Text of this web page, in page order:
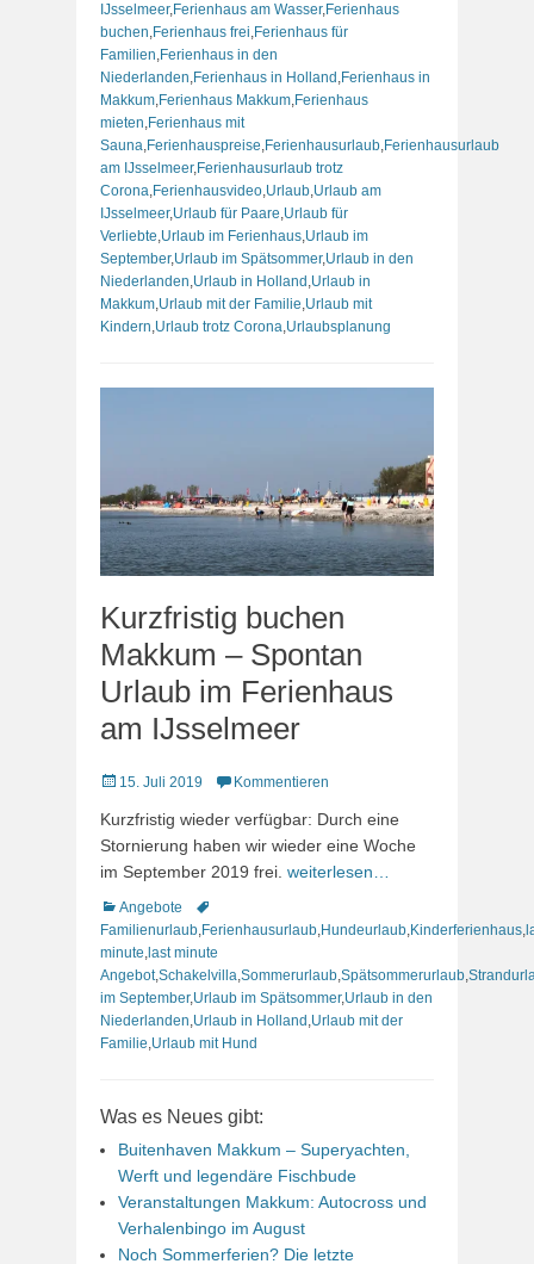
IJsselmeer,Ferienhaus am Wasser,Ferienhaus
buchen,Ferienhaus frei,Ferienhaus für
Familien,Ferienhaus in den
Niederlanden,Ferienhaus in Holland ,Ferienhaus in
Makkum,Ferienhaus Makkum,Ferienhaus
mieten,Ferienhaus mit
Sauna,Ferienhauspreise,Ferienhausurlaub,Ferienhausurlaub
am IJsselmeer,Ferienhausurlaub trotz
Corona,Ferienhausvideo,Urlaub,Urlaub am
IJsselmeer,Urlaub für Paare,Urlaub für
Verliebte,Urlaub im Ferienhaus,Urlaub im
September,Urlaub im Spätsommer,Urlaub in den
Niederlanden,Urlaub in Holland ,Urlaub in
Makkum,Urlaub mit der Familie,Urlaub mit
Kindern,Urlaub trotz Corona,Urlaubsplanung
Kurzfristig buchen
Makkum – Spontan
Urlaub im Ferienhaus
am IJsselmeer
Veröffentlicht
15. Juli 2019 Kommentieren
Kurzfristig wieder verfügbar: Durch eine
Stornierung haben wir wieder eine Woche
im September 2019 frei. weiterlesen…
Kategorien
Angebote
Schlagworte
Familienurlaub Ferienhausurlaub Hundeurlaub Kinderferienhaus
minute last minute
Angebot,Schakelvilla Sommerurlaub Spätsommerurlaub
im September, Urlaub im Spätsommer, Urlaub in den
Niederlanden Urlaub in Holland Urlaub mit der
Familie Urlaub mit Hund
Was es Neues gibt:
Buitenhaven Makkum – Superyachten,
Werft und legendäre Fischbude
Veranstaltungen Makkum: Autocross und
Verhalenbingo im August
Noch Sommerferien? Die letzte